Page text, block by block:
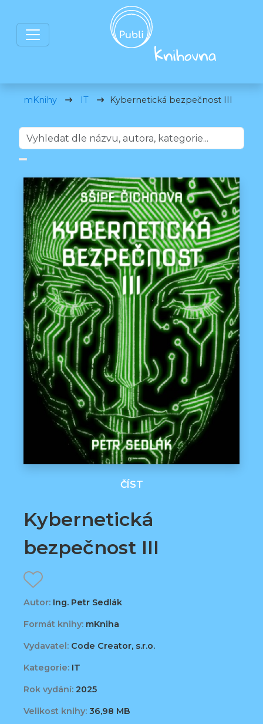
mKnihy IT Kybernetická bezpečnost III
ČÍST
Kybernetická
bezpečnost III
Autor: Ing. Petr Sedlák
Formát knihy: mKniha
Vydavatel: Code Creator, s.r.o.
Kategorie: IT
Rok vydání: 2025
Velikost knihy: 36,98 MB